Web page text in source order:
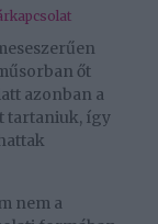
őt
azonban a
tartaniuk, így
nem a